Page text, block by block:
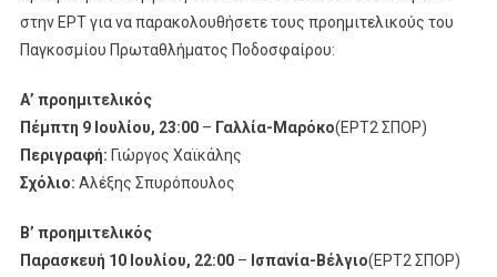
στην ΕΡΤ για να παρακολουθήσετε τους προημιτελικούς του
Παγκοσμίου Πρωταθλήματος Ποδοσφαίρου:
Α’ προημιτελικός
Πέμπτη 9 Ιουλίου, 23:00– Γαλλία-Μαρόκο(ΕΡΤ2 ΣΠΟΡ)
Περιγραφή: Γιώργος Χαϊκάλης
Σχόλιο: Αλέξης Σπυρόπουλος
Β’ προημιτελικός
Παρασκευή 10 Ιουλίου, 22:00– Ισπανία-Βέλγιο(ΕΡΤ2 ΣΠΟΡ)